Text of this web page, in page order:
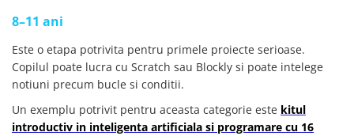
8–11 ani
Este o etapa potrivita pentru primele proiecte serioase.
Copilul poate lucra cu Scratch sau Blockly si poate intelege
notiuni precum bucle si conditii.
Un exemplu potrivit pentru aceasta categorie este kitul
introductiv in inteligenta artificiala si programare cu 16